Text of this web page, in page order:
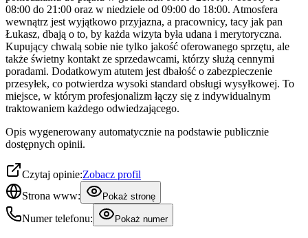
08:00 do 21:00 oraz w niedziele od 09:00 do 18:00. Atmosfera
wewnątrz jest wyjątkowo przyjazna, a pracownicy, tacy jak pan
Łukasz, dbają o to, by każda wizyta była udana i merytoryczna.
Kupujący chwalą sobie nie tylko jakość oferowanego sprzętu, ale
także świetny kontakt ze sprzedawcami, którzy służą cennymi
poradami. Dodatkowym atutem jest dbałość o zabezpieczenie
przesyłek, co potwierdza wysoki standard obsługi wysyłkowej. To
miejsce, w którym profesjonalizm łączy się z indywidualnym
traktowaniem każdego odwiedzającego.
Opis wygenerowany automatycznie na podstawie publicznie
dostępnych opinii.
Czytaj opinie:Zobacz profil
Strona www:
Pokaż stronę
Numer telefonu: Pokaż numer